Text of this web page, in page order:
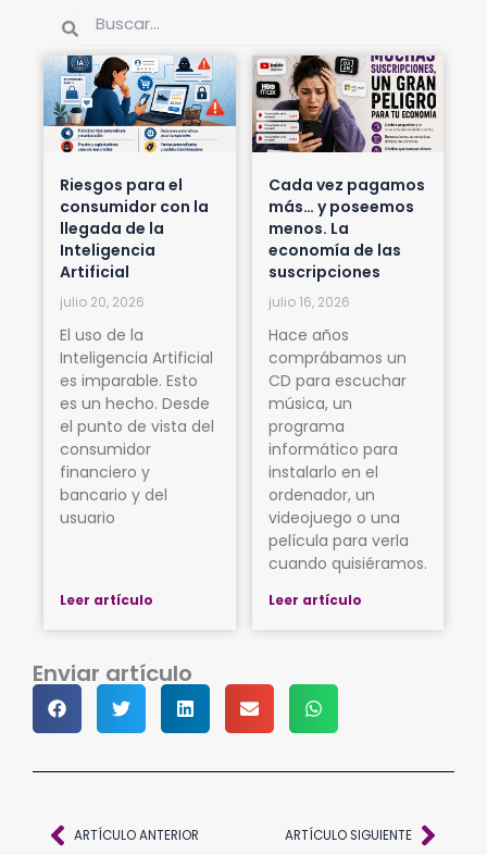
Buscar
Riesgos para el
consumidor con la
llegada de la
Inteligencia
Artificial
julio 20, 2026
El uso de la
Inteligencia Artificial
es imparable. Esto
es un hecho. Desde
el punto de vista del
consumidor
financiero y
bancario y del
usuario
Leer artículo
Cada vez pagamos
más… y poseemos
menos. La
economía de las
suscripciones
julio 16, 2026
Hace años
comprábamos un
CD para escuchar
música, un
programa
informático para
instalarlo en el
ordenador, un
videojuego o una
película para verla
cuando quisiéramos.
Leer artículo
Enviar artículo
AntARTÍCULO ANTERIOR ARTÍCULO SIGUIENTE